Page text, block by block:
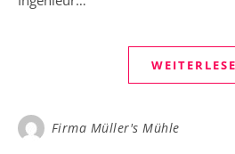
Firma Müller's Mühle